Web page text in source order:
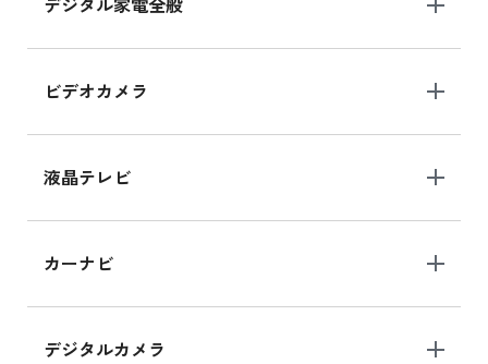
ビデオカメラ
液晶テレビ
カーナビ
デジタルカメラ
iPad Air 11インチ シリーズ
iPad Air 11インチ の新品買取価格
iPhone 15 128GB シリーズ
iPhone 15 128GB の新品買取価格